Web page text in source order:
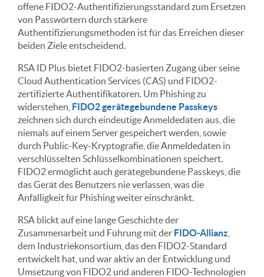
offene FIDO2-Authentifizierungsstandard zum Ersetzen
von Passwörtern durch stärkere
Authentifizierungsmethoden ist für das Erreichen dieser
beiden Ziele entscheidend.
RSA ID Plus bietet FIDO2-basierten Zugang über seine
Cloud Authentication Services (CAS) und FIDO2-
zertifizierte Authentifikatoren. Um Phishing zu
widerstehen, FIDO2 gerätegebundene Passkeys
zeichnen sich durch eindeutige Anmeldedaten aus, die
niemals auf einem Server gespeichert werden, sowie
durch Public-Key-Kryptografie, die Anmeldedaten in
verschlüsselten Schlüsselkombinationen speichert.
FIDO2 ermöglicht auch gerätegebundene Passkeys, die
das Gerät des Benutzers nie verlassen, was die
Anfälligkeit für Phishing weiter einschränkt.
RSA blickt auf eine lange Geschichte der
Zusammenarbeit und Führung mit der FIDO-Allianz
dem Industriekonsortium, das den FIDO2-Standard
entwickelt hat, und war aktiv an der Entwicklung und
Umsetzung von FIDO2 und anderen FIDO-Technologien